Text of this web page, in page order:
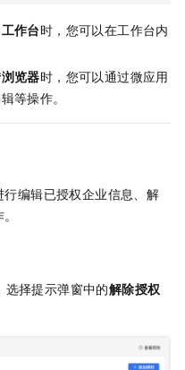
工作台时，您可以在工作台内
览器时，您可以通过微应用
等操作。
编辑已授权企业信息、解
选择提示弹窗中的解除授权